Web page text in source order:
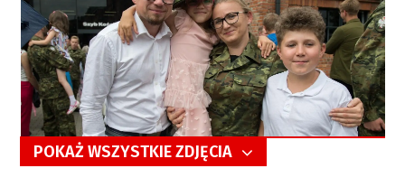
POKAŻ WSZYSTKIE ZDJĘCIA